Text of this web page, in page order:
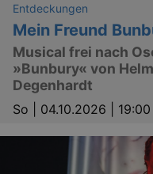
Entdeckungen
Mein Freund
Musical frei nach
»Bunbury« von
Degenhardt
So | 04.10.2026 | 19:00